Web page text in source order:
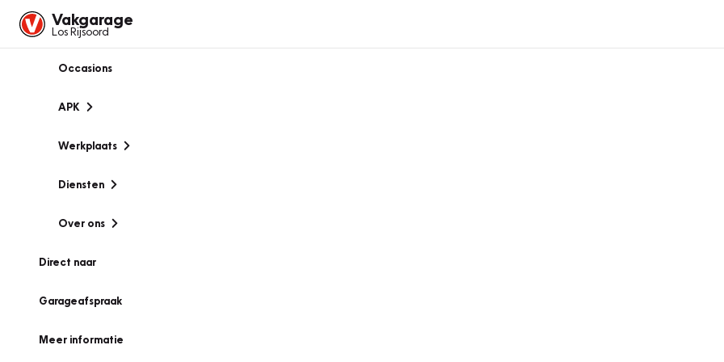
Vakgarage
Los Rijsoord
Occasions
APK
Werkplaats
Diensten
Over ons
Direct naar
Garageafspraak
Meer informatie